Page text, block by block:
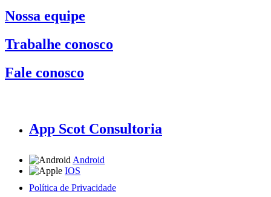
Nossa equipe
Trabalhe conosco
Fale conosco
App Scot Consultoria
Android
IOS
Política de Privacidade